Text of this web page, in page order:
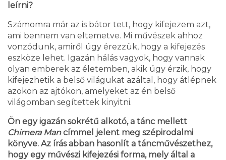
leírni?
Számomra már az is bátor tett, hogy kifejezem azt,
ami bennem van eltemetve. Mi művészek ahhoz
vonzódunk, amiről úgy érezzük, hogy a kifejezés
eszköze lehet. Igazán hálás vagyok, hogy vannak
olyan emberek az életemben, akik úgy érzik, hogy
kifejezhetik a belső világukat azáltal, hogy átlépnek
azokon az ajtókon, amelyeket az én belső
világomban segítettek kinyitni.
Ön egy igazán sokrétű alkotó, a tánc mellett
Chimera Mancímmel jelent meg szépirodalmi
könyve. Az írás abban hasonlít a táncművészethez,
hogy egy művészi kifejezési forma, mely által a